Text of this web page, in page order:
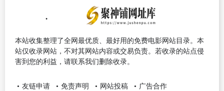
本站收集整理了全网最优质、最好用的免费电影网站目录。本
站仅收录网站，不对其网站内容或交易负责。若收录的站点侵
害到您的利益，请联系我们删除收录。
友链申请 免责声明 网站投稿 广告合作